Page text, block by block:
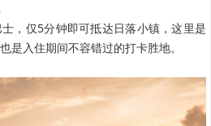
，仅5分钟即可抵达日落小镇，这里是
是入住期间不容错过的打卡胜地。